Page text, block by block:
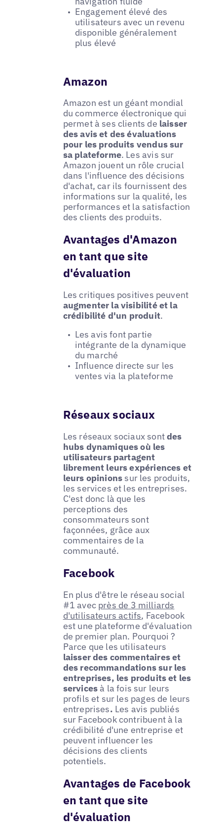
Engagement élevé des
utilisateurs avec un revenu
disponible généralement
plus élevé
Amazon
Amazon est un géant mondial
du commerce électronique qui
permet à ses clients de laisser
des avis et des évaluations
pour les produits vendus sur
sa plateforme. Les avis sur
Amazon jouent un rôle crucial
dans l'influence des décisions
d'achat, car ils fournissent des
informations sur la qualité, les
performances et la satisfaction
des clients des produits.
Avantages d'Amazon
en tant que site
d'évaluation
Les critiques positives peuvent
augmenter la visibilité et la
crédibilité d'un produit.
Les avis font partie
intégrante de la dynamique
du marché
Influence directe sur les
ventes via la plateforme
Réseaux sociaux
Les réseaux sociaux sontdes
hubs dynamiques où les
utilisateurs partagent
librement leurs expériences et
leurs opinions sur les produits,
les services et les entreprises.
C'est donc là que les
perceptions des
consommateurs sont
façonnées, grâce aux
commentaires de la
communauté.
Facebook
En plus d'être le réseau social
#1 avec près de 3 milliards
d'utilisateurs actifs, Facebook
est une plateforme d'évaluation
de premier plan. Pourquoi ?
Parce que les utilisateurs
laisser des commentaires et
des recommandations sur les
entreprises, les produits et les
servicesà la fois sur leurs
profils et sur les pages de leurs
entreprises. Les avis publiés
sur Facebook contribuent à la
crédibilité d'une entreprise et
peuvent influencer les
décisions des clients
potentiels.
Avantages de Facebook
en tant que site
d'évaluation